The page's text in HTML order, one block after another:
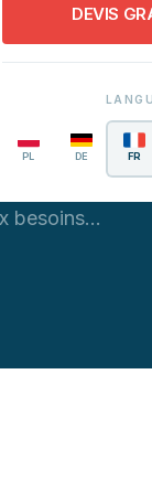
DEVIS
PL DE FR
de
vitrages,
La
design
un effet
besoins…